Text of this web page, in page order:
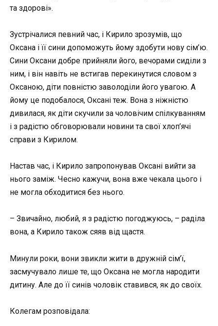
та здорові».
Зустрічалися певний час, і Кирило зрозумів, що
Оксана і її сини допоможуть йому здобути нову сім’ю.
Сини Оксани добре прийняли його, вечорами сиділи з
ним, і він навіть не встигав перекинутися словом з
Оксаною, діти повністю заволоділи його увагою. А
йому це подобалося, Оксані теж. Вона з ніжністю
дивилася, як діти скучили за чоловічим спілкуванням
і з радістю обговорювали новини та свої хлоп’ячі
справи з Кирилом.
Настав час, і Кирило запропонував Оксані вийти за
нього заміж. Чесно кажучи, вона вже чекала цього і
не могла обходитися без нього.
– Звичайно, любий, я з радістю погоджуюсь, – раділа
вона, а Кирило також сяяв від щастя.
Минули роки, вони звикли жити в дружній сім’ї,
засмучувало лише те, що Оксана не могла народити
дитину. Але до її синів чоловік ставився, як до своїх.
Колегам розповідала: